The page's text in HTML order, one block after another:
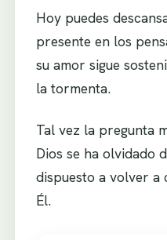
Hoy puedes
presente en los
su amor sigue
la tormenta.
Tal vez la pregunta
Dios se ha olvidado
dispuesto a volver a
Él.